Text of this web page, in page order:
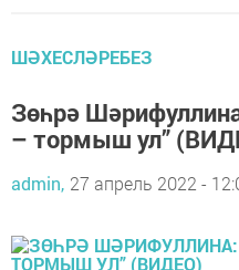
ШӘХЕСЛӘРЕБЕЗ
Зөһрә
– тормыш ул”
admin, 27 апрель 2022 -